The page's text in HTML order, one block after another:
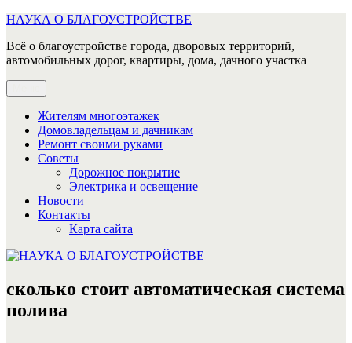
Перейти
содержимому
НАУКА О БЛАГОУСТРОЙСТВЕ
Всё о благоустройстве города, дворовых территорий,
автомобильных дорог, квартиры, дома, дачного участка
Жителям многоэтажек
Домовладельцам и дачникам
Ремонт своими руками
Советы
Дорожное покрытие
Электрика и освещение
Новости
Контакты
Карта сайта
сколько стоит автоматическая система
полива